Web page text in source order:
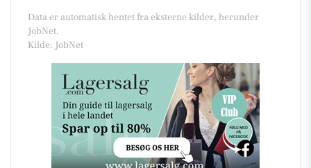
Data er automatisk hentet fra eksterne kilder, herunder
JobNet.
Kilde: JobNet